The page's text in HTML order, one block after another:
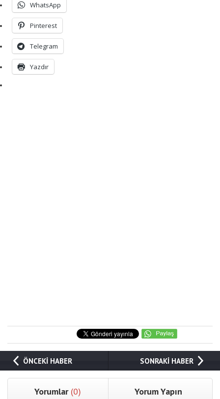
WhatsApp
Pinterest
Telegram
Yazdır
ÖNCEKİ HABER SONRAKİ HABER
Yorumlar (0) Yorum Yapın